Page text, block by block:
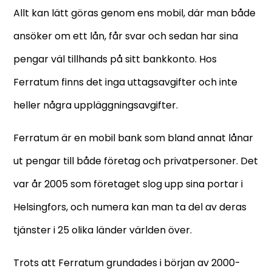
Allt kan lätt göras genom ens mobil, där man både
ansöker om ett lån, får svar och sedan har sina
pengar väl tillhands på sitt bankkonto. Hos
Ferratum finns det inga uttagsavgifter och inte
heller några uppläggningsavgifter.
Ferratum är en mobil bank som bland annat lånar
ut pengar till både företag och privatpersoner. Det
var år 2005 som företaget slog upp sina portar i
Helsingfors, och numera kan man ta del av deras
tjänster i 25 olika länder världen över.
Trots att Ferratum grundades i början av 2000-